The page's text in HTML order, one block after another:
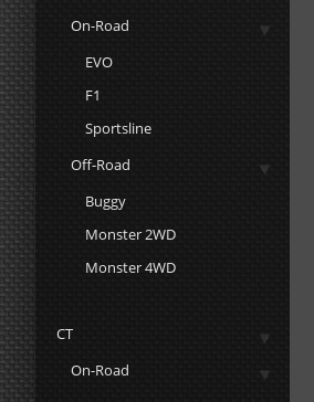
On-Road
EVO
F1
Sportsline
Off-Road
Buggy
Monster 2WD
Monster 4WD
CT
On-Road